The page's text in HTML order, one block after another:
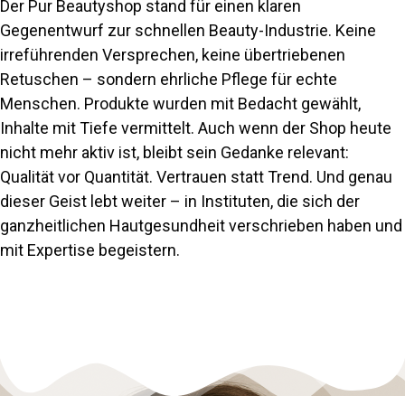
Der Pur Beautyshop stand für einen klaren
Gegenentwurf zur schnellen Beauty-Industrie. Keine
irreführenden Versprechen, keine übertriebenen
Retuschen – sondern ehrliche Pflege für echte
Menschen. Produkte wurden mit Bedacht gewählt,
Inhalte mit Tiefe vermittelt. Auch wenn der Shop heute
nicht mehr aktiv ist, bleibt sein Gedanke relevant:
Qualität vor Quantität. Vertrauen statt Trend. Und genau
dieser Geist lebt weiter – in Instituten, die sich der
ganzheitlichen Hautgesundheit verschrieben haben und
mit Expertise begeistern.